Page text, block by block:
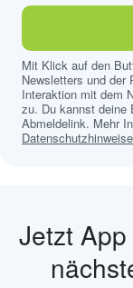
Mit Klick auf den
Newsletters und der
Interaktion mit dem
zu. Du kannst deine
Abmeldelink. Mehr
Jetzt